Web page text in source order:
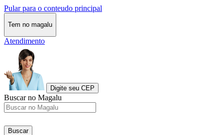
Pular para o conteudo principal
Tem no magalu
Atendimento
Digite seu CEP
Buscar no Magalu
Buscar